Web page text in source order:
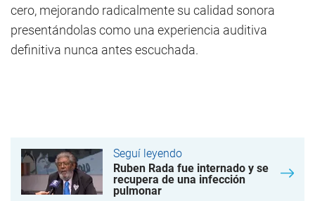
cero, mejorando radicalmente su calidad sonora
presentándolas como una experiencia auditiva
definitiva nunca antes escuchada.
Seguí leyendo
Ruben Rada fue internado y se
recupera de una infección
pulmonar